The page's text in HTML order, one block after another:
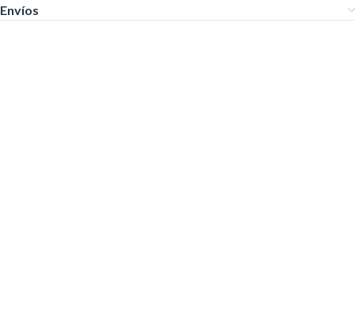
Envíos